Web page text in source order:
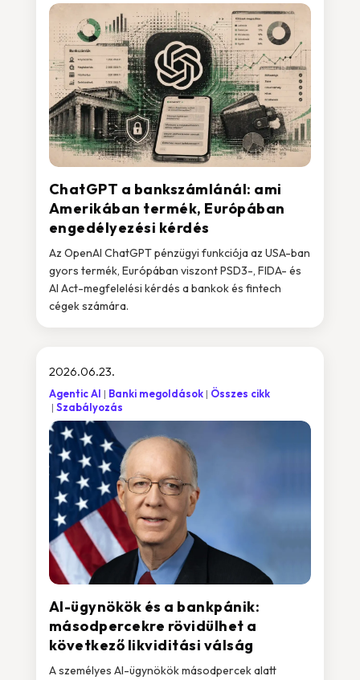
ChatGPT a bankszámlánál: ami
Amerikában termék, Európában
engedélyezési kérdés
Az OpenAI ChatGPT pénzügyi funkciója az USA-ban
gyors termék, Európában viszont PSD3-, FIDA- és
AI Act-megfelelési kérdés a bankok és fintech
cégek számára.
AI-ügynökök és a bankpánik:
másodpercekre rövidülhet a
következő likviditási válság
2026.06.23.
Agentic AI Banki megoldások
Összes cikk
Szabályozás
A személyes AI-ügynökök másodpercek alatt